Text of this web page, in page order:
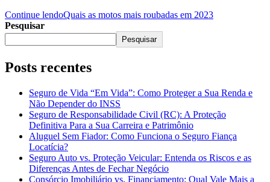
Continue lendoQuais as motos mais roubadas em 2023
Pesquisar
Pesquisar
Posts recentes
Seguro de Vida “Em Vida”: Como Proteger a Sua Renda e
Não Depender do INSS
Seguro de Responsabilidade Civil (RC): A Proteção
Definitiva Para a Sua Carreira e Patrimônio
Aluguel Sem Fiador: Como Funciona o Seguro Fiança
Locatícia?
Seguro Auto vs. Proteção Veicular: Entenda os Riscos e as
Diferenças Antes de Fechar Negócio
Consórcio Imobiliário vs. Financiamento: Qual Vale Mais a